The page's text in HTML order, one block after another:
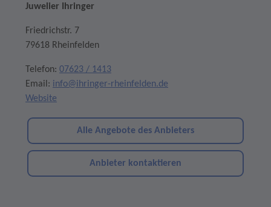
Juwelier Ihringer
Friedrichstr. 7
79618 Rheinfelden
Telefon: 07623 / 1413
Email: info@ihringer-rheinfelden.de
Website
Alle Angebote des Anbieters
Anbieter kontaktieren